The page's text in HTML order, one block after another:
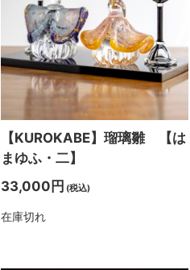
【KUROKABE】瑠璃雛 【は
まゆふ・二】
33,000円 (税込)
在庫切れ